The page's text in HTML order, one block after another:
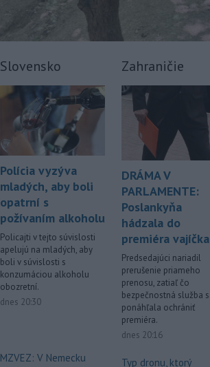
Slovensko
Polícia vyzýva
mladých, aby boli
opatrní s
požívaním alkoholu
Policajti v tejto súvislosti
apelujú na mladých, aby
boli v súvislosti s
konzumáciou alkoholu
obozretní.
dnes 20:30
MZVEZ: V Nemecku
Zahraničie
DRÁMA V
PARLAMENTE:
Poslankyňa
hádzala do
premiéra vajíčka
Predsedajúci nariadil
prerušenie priameho
prenosu, zatiaľ čo
bezpečnostná služba
ponáhľala ochrániť
premiéra.
dnes 20:16
Typ dronu, ktorý